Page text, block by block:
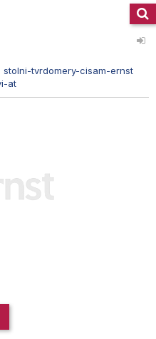
stolni-tvrdomery-cisam-ernst
at